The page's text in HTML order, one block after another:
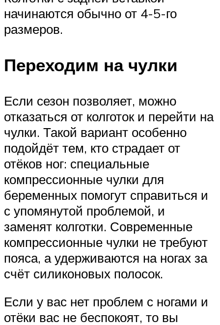
начинаются обычно от 4-5-го
размеров.
Переходим на чулки
Если сезон позволяет, можно
отказаться от колготок и перейти на
чулки. Такой вариант особенно
подойдёт тем, кто страдает от
отёков ног: специальные
компрессионные чулки для
беременных помогут справиться и
с упомянутой проблемой, и
заменят колготки. Современные
компрессионные чулки не требуют
пояса, а удерживаются на ногах за
счёт силиконовых полосок.
Если у вас нет проблем с ногами и
отёки вас не беспокоят, то вы